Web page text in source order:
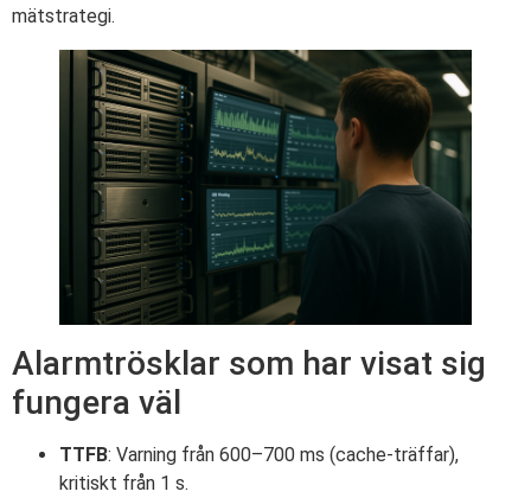
mätstrategi.
Alarmtrösklar som har visat sig
fungera väl
TTFB: Varning från 600–700 ms (cache-träffar),
kritiskt från 1 s.